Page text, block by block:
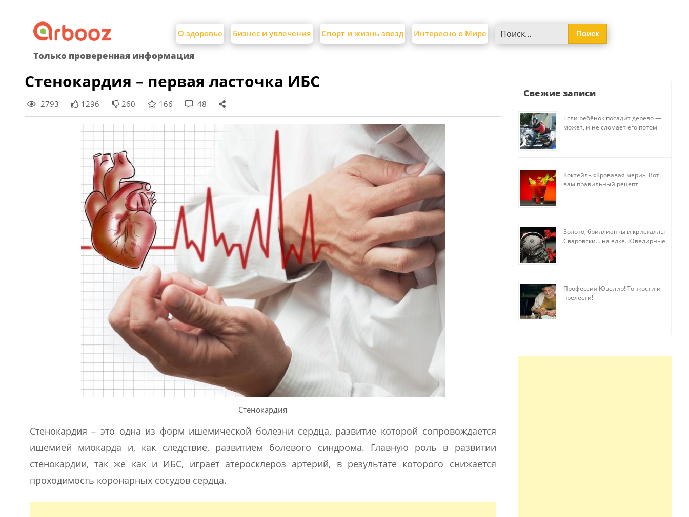
content
О здоровье Бизнес и увлечения Спорт и жизнь звезд Интересно о Мире
Только проверенная информация
Стенокардия – первая ласточка ИБС
2793 1296 260 166 48
Стенокардия
Стенокардия – это одна из форм ишемической болезни сердца, развитие которой сопровождается
ишемией миокарда и, как следствие, развитием болевого синдрома. Главную роль в развитии
стенокардии, так же как и ИБС, играет атеросклероз артерий, в результате которого снижается
проходимость коронарных сосудов сердца.
Свежие записи
Если ребёнок посадит дерево —
может, и не сломает его потом
Коктейль «Кровавая мери». Вот
вам правильный рецепт
Золото, бриллианты и кристаллы
Сваровски… на елке. Ювелирные
Профессия Ювелир! Тонкости и
прелести!